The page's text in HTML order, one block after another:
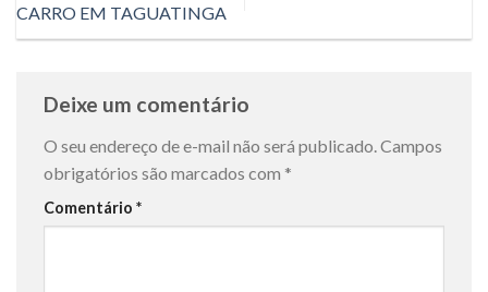
CARRO EM TAGUATINGA
Deixe um comentário
O seu endereço de e-mail não será publicado. Campos
obrigatórios são marcados com *
Comentário *